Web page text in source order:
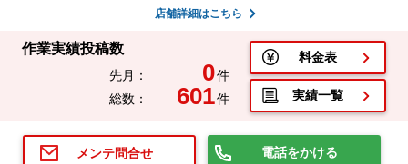
店舗詳細はこちら
作業実績投稿数
先月： 0件
総数：
601件
料金表
実績一覧
メンテ問合せ 電話をかける